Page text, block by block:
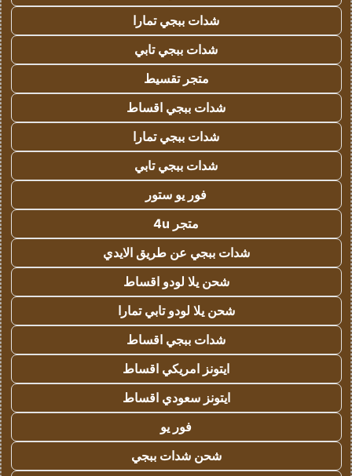
شدات ببجي تمارا
شدات ببجي تابي
متجر تقسيط
شدات ببجي اقساط
شدات ببجي تمارا
شدات ببجي تابي
فور يو ستور
متجر 4u
شدات ببجي عن طريق الايدي
شحن يلا لودو اقساط
شحن يلا لودو تابي تمارا
شدات ببجي اقساط
ايتونز امريكي اقساط
ايتونز سعودي اقساط
فور يو
شحن شدات ببجي